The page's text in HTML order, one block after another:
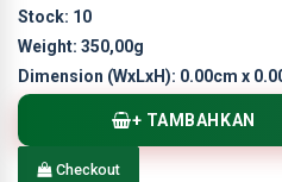
Stock: 10
Weight: 350,00g
Dimension (WxLxH): 0.00cm x
+ TAMBAHKAN
Checkout